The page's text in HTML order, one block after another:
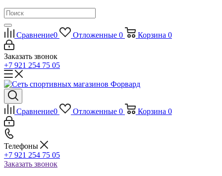
Сравнение0 Отложенные 0 Корзина 0
Заказать звонок
+7 921 254 75 05
Сравнение0 Отложенные 0 Корзина 0
Телефоны
+7 921 254 75 05
Заказать звонок